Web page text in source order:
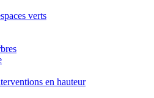
verts
en hauteur